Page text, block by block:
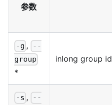
参数
-g ,
--
group
*
inlong group id
-s ,
--